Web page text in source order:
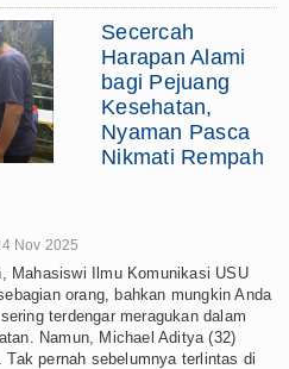
Secercah
Harapan Alami
bagi Pejuang
Kesehatan,
Nyaman Pasca
Nikmati Rempah
Nov 2025
Mahasiswi Ilmu Komunikasi USU
orang, bahkan mungkin Anda
terdengar meragukan dalam
Namun, Michael Aditya (32)
pernah sebelumnya terlintas di